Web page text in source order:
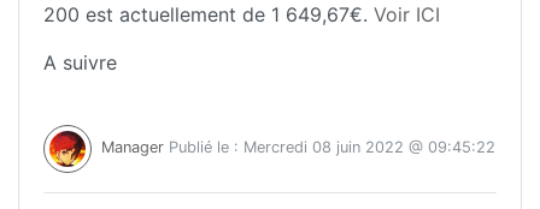
200 est actuellement de 1 649,67€. Voir ICI
A suivre
Manager Publié le : Mercredi 08 juin 2022 @ 09:45:22